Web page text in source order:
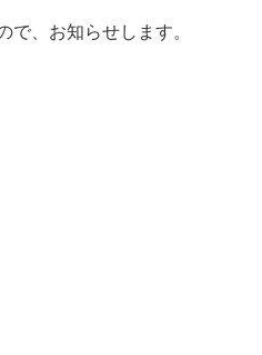
で、お知らせします。